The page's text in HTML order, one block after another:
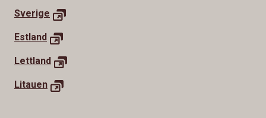
Sverige
Estland
Lettland
Litauen